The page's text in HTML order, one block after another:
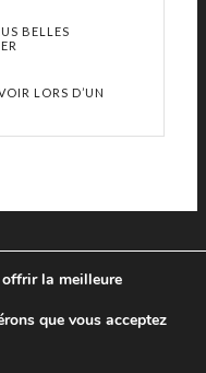
BELLES
LORS D’UN
la meilleure
que vous acceptez